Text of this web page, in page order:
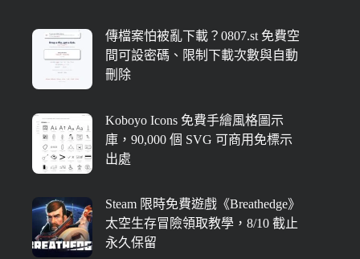
傳檔案怕被亂下載？0807.st 免費空
間可設密碼、限制下載次數與自動
刪除
Koboyo Icons 免費手繪風格圖示
庫，90,000 個 SVG 可商用免標示
出處
Steam 限時免費遊戲《Breathedge》
太空生存冒險領取教學，8/10 截止
永久保留